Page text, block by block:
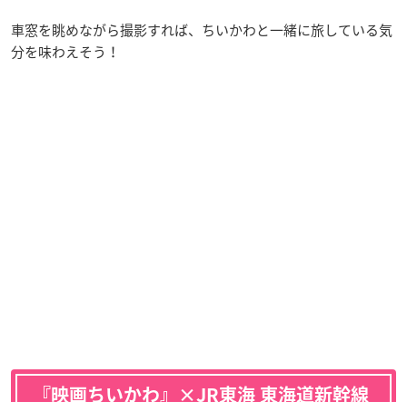
車窓を眺めながら撮影すれば、ちいかわと一緒に旅している気
分を味わえそう！
『映画ちいかわ』×JR東海 東海道新幹線